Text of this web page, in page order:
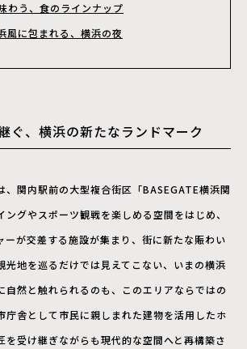
わう、食のラインナップ
風に包まれる、横浜の夜
ぐ、横浜の新たなランドマーク
、関内駅前の大型複合街区「BASEGATE横浜関
ングやスポーツ観戦を楽しめる空間をはじめ、
ーが交差する施設が集まり、街に新たな賑わい
光地を巡るだけでは見えてこない、いまの横浜
自然と触れられるのも、このエリアならではの
庁舎として市民に親しまれた建物を活用したホ
を受け継ぎながらも現代的な空間へと再構築さ